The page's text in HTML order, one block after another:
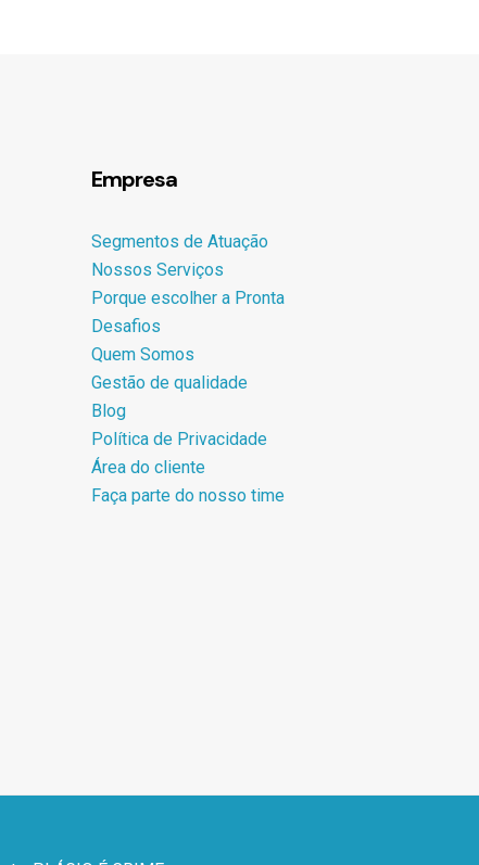
Empresa
Segmentos de Atuação
Nossos Serviços
Porque escolher a Pronta
Desafios
Quem Somos
Gestão de qualidade
Blog
Política de Privacidade
Área do cliente
Faça parte do nosso time